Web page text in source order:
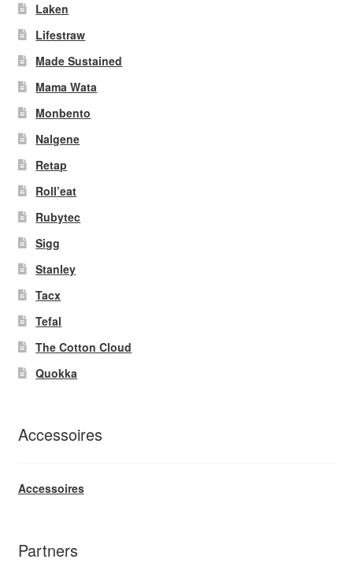
Laken
Lifestraw
Made Sustained
Mama Wata
Monbento
Nalgene
Retap
Roll’eat
Rubytec
Sigg
Stanley
Tacx
Tefal
The Cotton Cloud
Quokka
Accessoires
Accessoires
Partners